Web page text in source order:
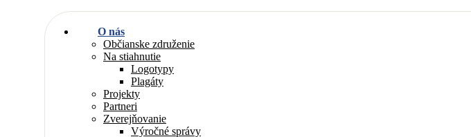
O nás
Občianske združenie
Na stiahnutie
Logotypy
Plagáty
Projekty
Partneri
Zverejňovanie
Výročné správy